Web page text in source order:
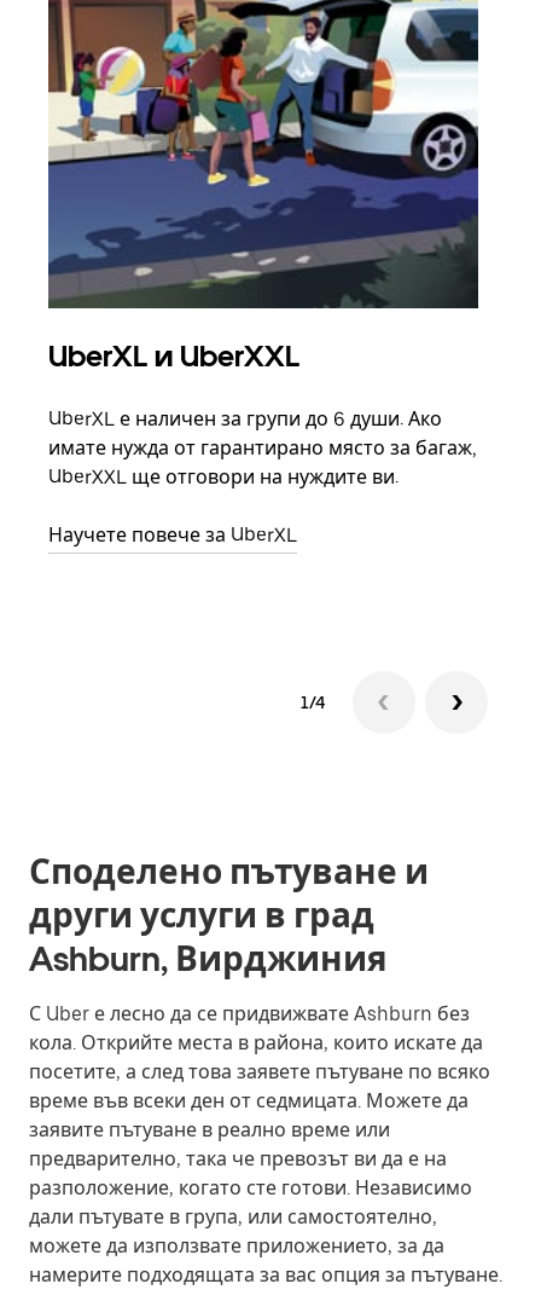
UberXL и UberXXL
UberXL е наличен за групи до 6 души. Ако
имате нужда от гарантирано място за багаж,
UberXXL ще отговори на нуждите ви.
Научете повече за UberXL
1/4
Споделено пътуване и
други услуги в град
Ashburn, Вирджиния
С Uber е лесно да се придвижвате Ashburn без
кола. Открийте места в района, които искате да
посетите, а след това заявете пътуване по всяко
време във всеки ден от седмицата. Можете да
заявите пътуване в реално време или
предварително, така че превозът ви да е на
разположение, когато сте готови. Независимо
дали пътувате в група, или самостоятелно,
можете да използвате приложението, за да
намерите подходящата за вас опция за пътуване.